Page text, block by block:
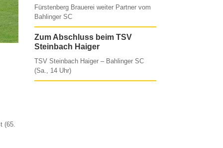
(65.
Fürstenberg Brauerei weiter Partner vom
Bahlinger SC
Zum Abschluss beim TSV
Steinbach Haiger
TSV Steinbach Haiger – Bahlinger SC
(Sa., 14 Uhr)